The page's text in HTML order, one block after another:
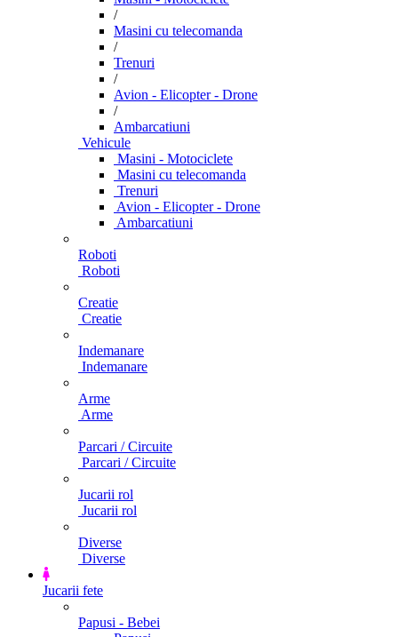
/
Masini cu telecomanda
/
Trenuri
/
Avion - Elicopter - Drone
/
Ambarcatiuni
Vehicule
Masini - Motociclete
Masini cu telecomanda
Trenuri
Avion - Elicopter - Drone
Ambarcatiuni
Roboti
Roboti
Creatie
Creatie
Indemanare
Indemanare
Arme
Arme
Parcari / Circuite
Parcari / Circuite
Jucarii rol
Jucarii rol
Diverse
Diverse
Jucarii fete
Papusi - Bebei